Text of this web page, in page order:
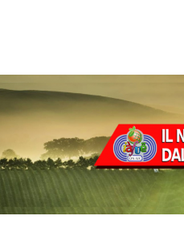
per
la
Terra
la
Sovranità
Alimentare